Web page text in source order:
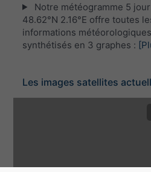
Notre météogramme 5
48.62°N 2.16°E offre toutes
informations météorologiques
synthétisés en 3 graphes :
Les images satellites